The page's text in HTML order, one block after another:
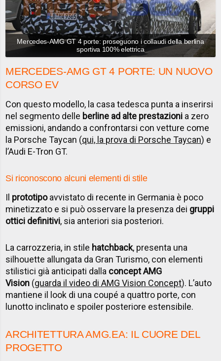
Mercedes-AMG GT 4 porte: proseguono i collaudi della berlina
sportiva 100% elettrica
MERCEDES-AMG GT 4 PORTE: UN NUOVO
CORSO EV
Con questo modello, la casa tedesca punta a inserirsi
nel segmento delle berline ad alte prestazioni a zero
emissioni, andando a confrontarsi con vetture come
la Porsche Taycan (qui, la prova di Porsche Taycan) e
l’Audi E-Tron GT.
Si riconoscono alcuni elementi di stile
Il prototipoavvistato di recente in Germania è poco
minetizzato e si può osservare la presenza dei gruppi
ottici definitivi, sia anteriori sia posteriori.
La carrozzeria, in stile hatchback, presenta una
silhouette allungata da Gran Turismo, con elementi
stilistici già anticipati dalla concept AMG
Vision (guarda il video di AMG Vision Concept). L’auto
mantiene il look di una coupé a quattro porte, con
lunotto inclinato e spoiler posteriore estensibile.
ARCHITETTURA AMG.EA: IL CUORE DEL
PROGETTO